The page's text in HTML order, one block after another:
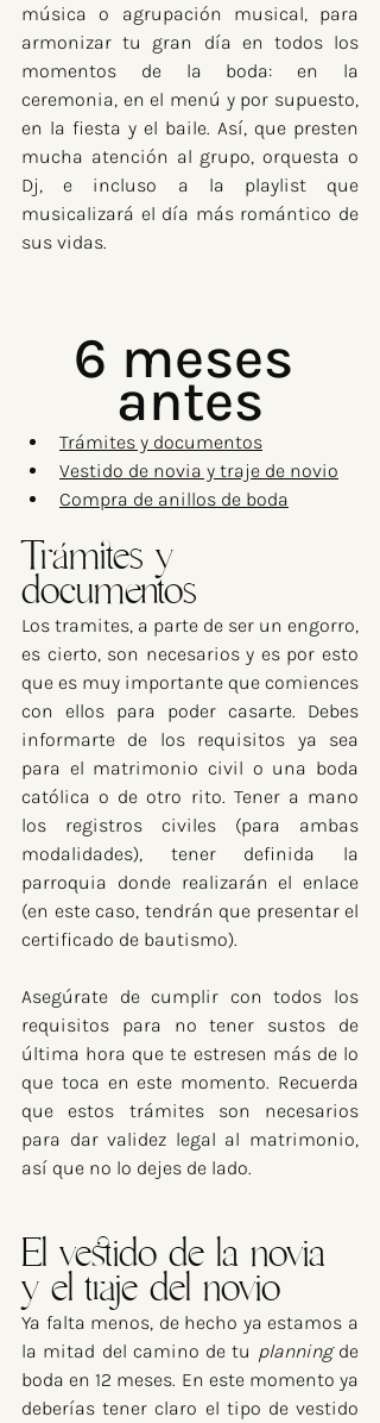
música o agrupación musical, para
armonizar tu gran día en todos los
momentos de la boda: en la
ceremonia, en el menú y por supuesto,
en la fiesta y el baile. Así, que presten
mucha atención al grupo, orquesta o
Dj, e incluso a la playlist que
musicalizará el día más romántico de
sus vidas.
6 meses
antes
Trámites y documentos
Vestido de novia y traje de novio
Compra de anillos de boda
Trámites y
documentos
Los tramites, a parte de ser un engorro,
es cierto, son necesarios y es por esto
que es muy importante que comiences
con ellos para poder casarte. Debes
informarte de los requisitos ya sea
para el matrimonio civil o una boda
católica o de otro rito. Tener a mano
los registros civiles (para ambas
modalidades), tener definida la
parroquia donde realizarán el enlace
(en este caso, tendrán que presentar el
certificado de bautismo).
Asegúrate de cumplir con todos los
requisitos para no tener sustos de
última hora que te estresen más de lo
que toca en este momento. Recuerda
que estos trámites son necesarios
para dar validez legal al matrimonio,
así que no lo dejes de lado.
El vestido de la novia
y el traje del novio
Ya falta menos, de hecho ya estamos a
la mitad del camino de tu planning de
boda en 12 meses. En este momento ya
deberías tener claro el tipo de vestido